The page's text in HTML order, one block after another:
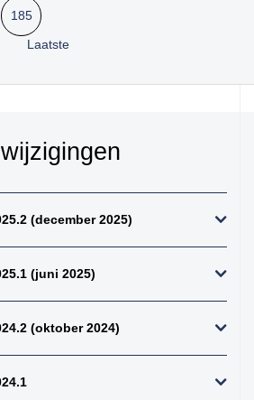
36. beenderen
onderste extremiteit
37. alle (primaire)
maligne weke delen
tumoren (inclusief bot
en kraakbeen
tumoren)
39. alle
osteosarcomen
185
Laatste
(december 2025)
(juni 2025)
(oktober 2024)